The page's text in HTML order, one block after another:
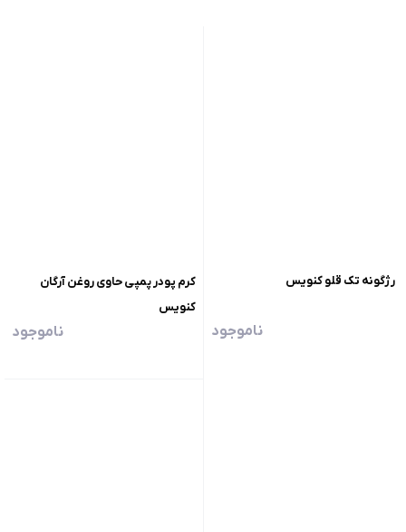
رژگونه تک قلو کنویس
ناموجود
کرم پودر پمپی حاوی روغن آرگان
کنویس
ناموجود